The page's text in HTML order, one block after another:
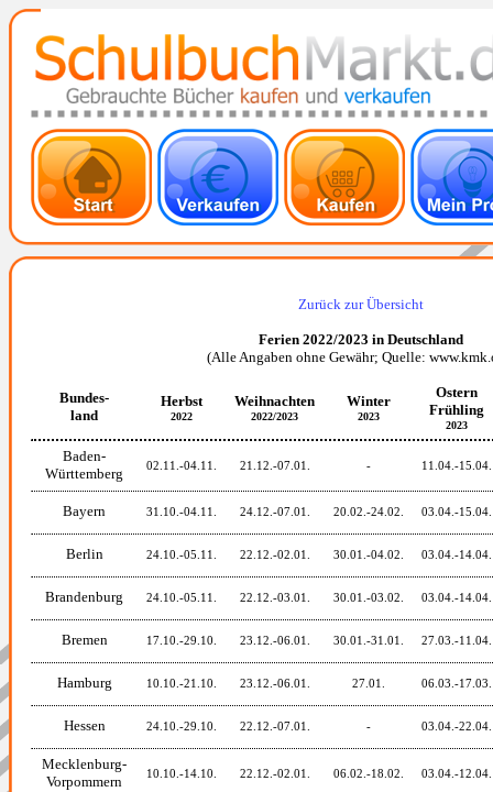
Zurück zur Übersicht
Ferien 2022/2023 in Deutschland
(Alle Angaben ohne Gewähr; Quelle:
Bundes-
land
Herbst
2022
Weihnachten
2022/2023
Winter
2023
Ostern
Frühling
2023
Baden-
Württemberg
02.11.-04.11. 21.12.-07.01. - 11.04.-15.04.
Bayern 31.10.-04.11. 24.12.-07.01. 20.02.-24.02. 03.04.-15.04.
Berlin 24.10.-05.11. 22.12.-02.01. 30.01.-04.02. 03.04.-14.04.
Brandenburg 24.10.-05.11. 22.12.-03.01. 30.01.-03.02. 03.04.-14.04.
Bremen 17.10.-29.10. 23.12.-06.01. 30.01.-31.01. 27.03.-11.04.
Hamburg 10.10.-21.10. 23.12.-06.01. 27.01. 06.03.-17.03.
Hessen 24.10.-29.10. 22.12.-07.01. - 03.04.-22.04.
Mecklenburg-
Vorpommern
10.10.-14.10. 22.12.-02.01. 06.02.-18.02. 03.04.-12.04.